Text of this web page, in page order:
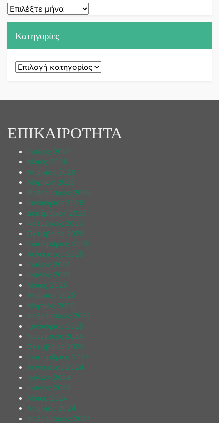
Ιστορικό
Kατηγορίες
Kατηγορίες
ΕΠΙΚΑΙΡΟΤΗΤΑ
Ιούλιος 2026
Μάιος 2026
Απρίλιος 2026
Μάρτιος 2026
Φεβρουάριος 2026
Ιανουάριος 2026
Δεκέμβριος 2025
Νοέμβριος 2025
Οκτώβριος 2025
Σεπτέμβριος 2025
Αύγουστος 2025
Ιούλιος 2025
Ιούνιος 2025
Μάιος 2025
Απρίλιος 2025
Μάρτιος 2025
Φεβρουάριος 2025
Ιανουάριος 2025
Νοέμβριος 2024
Οκτώβριος 2024
Σεπτέμβριος 2024
Αύγουστος 2024
Ιούλιος 2024
Ιούνιος 2024
Μάιος 2024
Απρίλιος 2024
Φεβρουάριος 2024